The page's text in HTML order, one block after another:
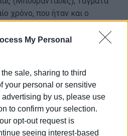
My Personal
sale, sharing to third
your personal or sensitive
by us, please use
to confirm your selection.
opt-out request is
seeing interest-based
χρόνο, που ήταν και ο
ελληνικά
πάντα σε γερμανική
σελίδες των δωσιλογικών
σωμάτων απαρτιζομένων
ήταν οι εκτελέσεις
μετώπου. Τα μπλόκα
λιγότερο γνωστά από τα